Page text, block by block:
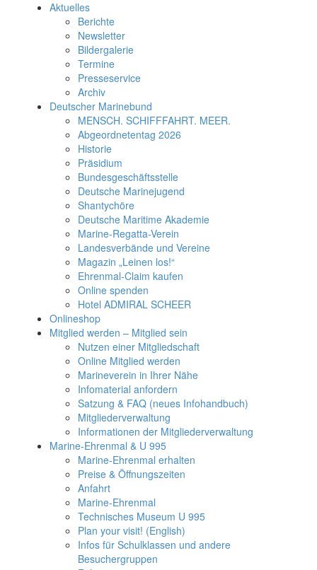
Aktuelles
Berichte
Newsletter
Bildergalerie
Termine
Presseservice
Archiv
Deutscher Marinebund
MENSCH. SCHIFFFAHRT. MEER.
Abgeordnetentag 2026
Historie
Präsidium
Bundesgeschäftsstelle
Deutsche Marinejugend
Shantychöre
Deutsche Maritime Akademie
Marine-Regatta-Verein
Landesverbände und Vereine
Magazin „Leinen los!“
Ehrenmal-Claim kaufen
Online spenden
Hotel ADMIRAL SCHEER
Onlineshop
Mitglied werden – Mitglied sein
Nutzen einer Mitgliedschaft
Online Mitglied werden
Marineverein in Ihrer Nähe
Infomaterial anfordern
Satzung & FAQ (neues Infohandbuch)
Mitgliederverwaltung
Informationen der Mitgliederverwaltung
Marine-Ehrenmal & U 995
Marine-Ehrenmal erhalten
Preise & Öffnungszeiten
Anfahrt
Marine-Ehrenmal
Technisches Museum U 995
Plan your visit! (English)
Infos für Schulklassen und andere
Besuchergruppen